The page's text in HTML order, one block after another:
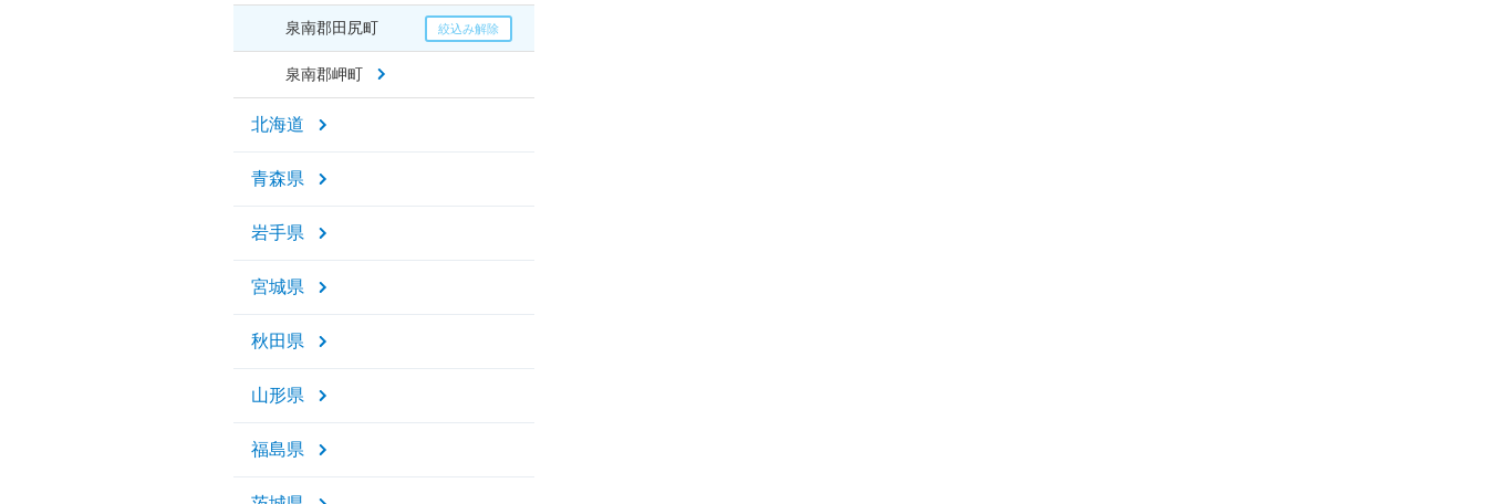
泉南郡田尻町
泉南郡岬町
北海道
青森県
岩手県
宮城県
秋田県
山形県
福島県